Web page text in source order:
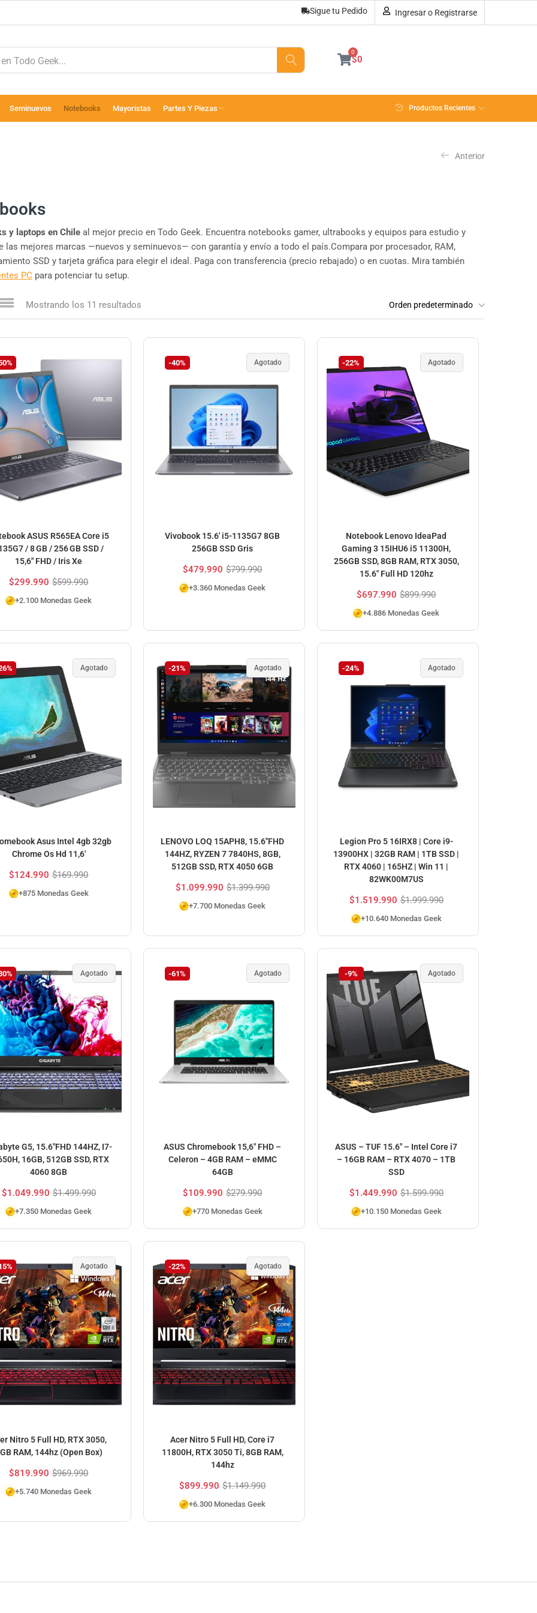
Sigue tu Pedido Ingresar o Registrarse
$0
0
Seminuevos Notebooks Mayoristas Partes Y Piezas Productos Recientes
Anterior
y laptops en Chile al mejor precio en Todo Geek. Encuentra notebooks gamer, ultrabooks y equipos para estudio y
las mejores marcas —nuevos y seminuevos— con garantía y envío a todo el país.Compara por procesador, RAM,
SSD y tarjeta gráfica para elegir el ideal. Paga con transferencia (precio rebajado) o en cuotas. Mira también
PC para potenciar tu setup.
Mostrando los 11 resultados Orden predeterminado
ASUS R565EA Core i5
/ 8 GB / 256 GB SSD /
15,6″ FHD / Iris Xe
$299.990 $599.990
+2.100 Monedas Geek
-40% Agotado
Vivobook 15.6′ i5-1135G7 8GB
256GB SSD Gris
$479.990 $799.990
+3.360 Monedas Geek
-22% Agotado
Notebook Lenovo IdeaPad
Gaming 3 15IHU6 i5 11300H,
256GB SSD, 8GB RAM, RTX 3050,
15.6″ Full HD 120hz
$697.990 $899.990
+4.886 Monedas Geek
Agotado
Asus Intel 4gb 32gb
Chrome Os Hd 11,6′
$124.990 $169.990
+875 Monedas Geek
-21% Agotado
LENOVO LOQ 15APH8, 15.6″FHD
144HZ, RYZEN 7 7840HS, 8GB,
512GB SSD, RTX 4050 6GB
$1.099.990 $1.399.990
+7.700 Monedas Geek
-24% Agotado
Legion Pro 5 16IRX8 | Core i9-
13900HX | 32GB RAM | 1TB SSD |
RTX 4060 | 165HZ | Win 11 |
82WK00M7US
$1.519.990 $1.999.990
+10.640 Monedas Geek
Agotado
G5, 15.6″FHD 144HZ, I7-
16GB, 512GB SSD, RTX
4060 8GB
$1.049.990 $1.499.990
+7.350 Monedas Geek
-61% Agotado
ASUS Chromebook 15,6″ FHD –
Celeron – 4GB RAM – eMMC
64GB
$109.990 $279.990
+770 Monedas Geek
-9% Agotado
ASUS – TUF 15.6″ – Intel Core i7
– 16GB RAM – RTX 4070 – 1TB
SSD
$1.449.990 $1.599.990
+10.150 Monedas Geek
Agotado
Nitro 5 Full HD, RTX 3050,
RAM, 144hz (Open Box)
$819.990 $969.990
+5.740 Monedas Geek
-22% Agotado
Acer Nitro 5 Full HD, Core i7
11800H, RTX 3050 Ti, 8GB RAM,
144hz
$899.990 $1.149.990
+6.300 Monedas Geek